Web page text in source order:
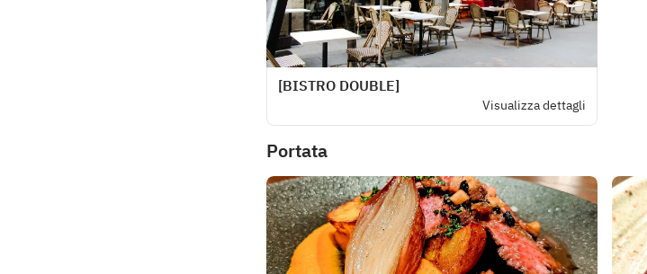
[BISTRO DOUBLE]
Visualizza dettagli
Portata